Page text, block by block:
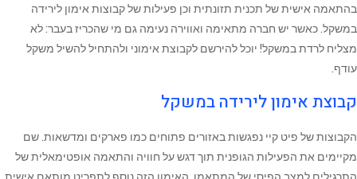
בהתאמה אישית של תכנית תזונתית וכן פעילות של קבוצות אימון לירידה
במשקל. כאשר יש חברה מתאימה ואווירה נעימה גם מי שהכריז בעבר: לא
מצליח לרדת במשקל! יוכל להירשם לקבוצת אימוני ולהתחיל להשיל משקל
עודף.
קבוצת אימון לירידה במשקל
הקבוצות של פיט קיי נפגשות באזורים פתוחים כמו פארקים ומדשאות. שם
מקיימים את הפעילות הגופנית תוך דגש על חוויה והתאמה אופטימאלית של